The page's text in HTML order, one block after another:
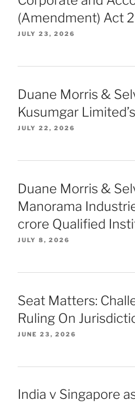
(Amendment) Act
JULY 23, 2026
Duane Morris &
Kusumgar
JULY 22, 2026
Duane Morris &
Manorama
crore Qualified
JULY 8, 2026
Seat Matters:
Ruling On
JUNE 23, 2026
India v Singapore